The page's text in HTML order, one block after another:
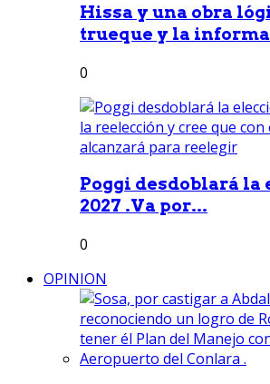
Hissa y una obra
trueque y la
0
Poggi desdoblará la
2027 .Va por...
0
OPINION